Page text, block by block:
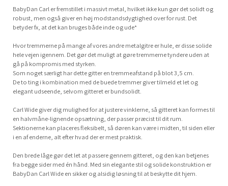
BabyDan Carl er fremstillet i massivt metal, hvilket ikke kun gør det solidt og
robust, men også giver en høj modstandsdygtighed over for rust. Det
betyder fx, at det kan bruges både inde og ude*
Hvor tremmerne på mange af vores andre metalgitre er hule, er disse solide
hele vejen igennem. Det gør det muligt at gøre tremmerne tyndere uden at
gå på kompromis med styrken.
Som noget særligt har dette gitter en tremmeafstand på blot 3,5 cm.
De to ting i kombination med de buede tremmer giver tilmeld et let og
elegant udseende, selvom gitteret er bundsolidt.
Carl Wide giver dig mulighed for at justere vinklerne, så gitteret kan formes til
en halvmåne-lignende opsætning, der passer præcist til dit rum.
Sektionerne kan placeres fleksibelt, så døren kan være i midten, til siden eller
i en af enderne, alt efter hvad der er mest praktisk.
Den brede låge gør det let at passere gennem gitteret, og den kan betjenes
fra begge sider med én hånd. Med sin elegante stil og solide konstruktion er
BabyDan Carl Wide en sikker og alsidig løsning til at beskytte dit hjem.